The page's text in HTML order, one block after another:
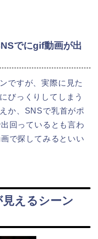
でにgif動画が出
ですが、実際に見た
びっくりしてしまう
か、SNSで乳首がポ
回っているとも言わ
で探してみるといい
えるシーン